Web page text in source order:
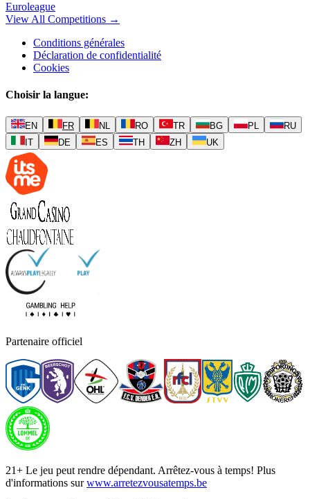
Euroleague
View All Competitions →
Conditions générales
Déclaration de confidentialité
Cookies
Choisir la langue:
EN FR NL RO TR BG PL
RU
IT
DE ES TH ZH UK
Partenaire officiel
21+ Le jeu peut rendre dépendant. Arrêtez-vous à temps! Plus
d'informations surwww.arretezvousatemps.be